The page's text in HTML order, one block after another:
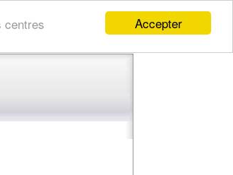
Accepter
centres